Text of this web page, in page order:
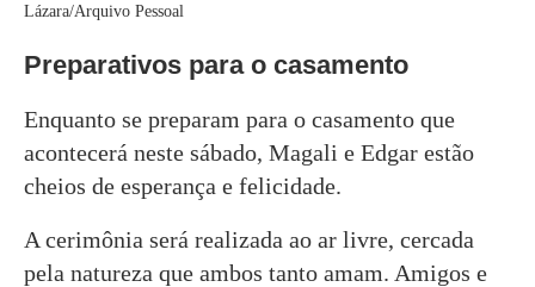
Lázara/Arquivo Pessoal
Preparativos para o casamento
Enquanto se preparam para o casamento que
acontecerá neste sábado, Magali e Edgar estão
cheios de esperança e felicidade.
A cerimônia será realizada ao ar livre, cercada
pela natureza que ambos tanto amam. Amigos e